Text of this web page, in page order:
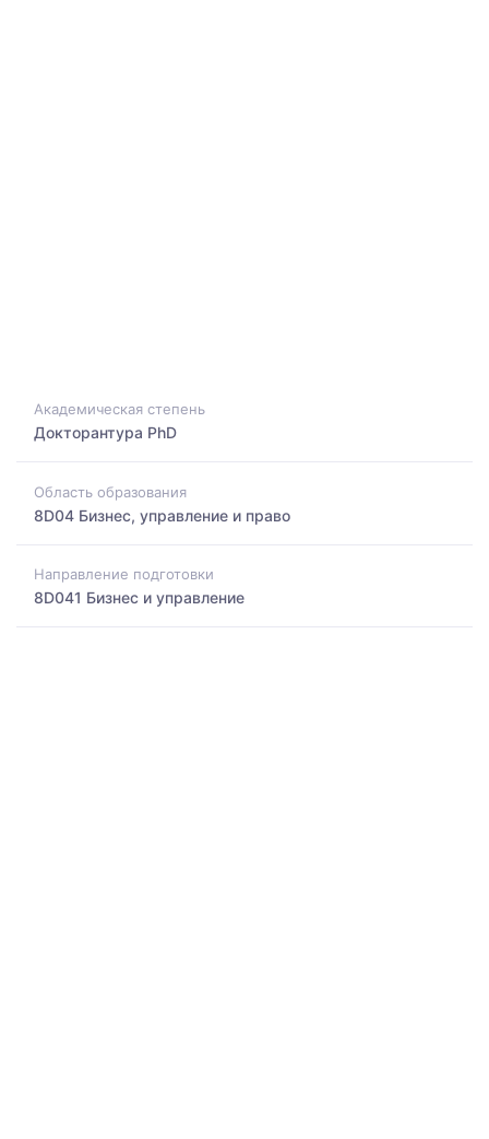
Академическая степень
Докторантура PhD
Область образования
8D04 Бизнес, управление и право
Направление подготовки
8D041 Бизнес и управление